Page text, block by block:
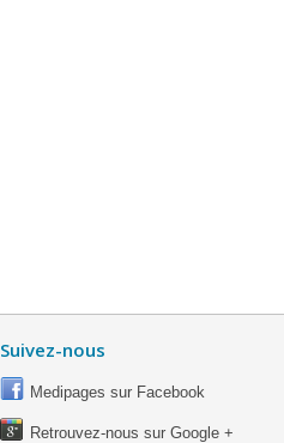
Suivez-nous
Medipages sur Facebook
Retrouvez-nous sur Google +